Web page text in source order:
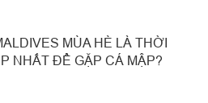
MÙA HÈ LÀ THỜI
NHẤT ĐỂ GẶP CÁ MẬP?